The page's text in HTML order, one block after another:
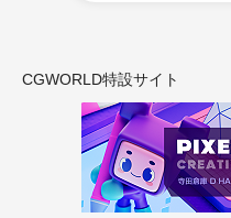
CGWORLD特設サイト